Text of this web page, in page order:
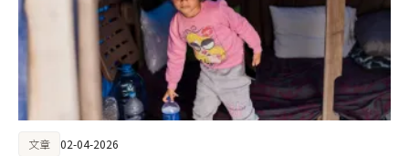
文章 02-04-2026